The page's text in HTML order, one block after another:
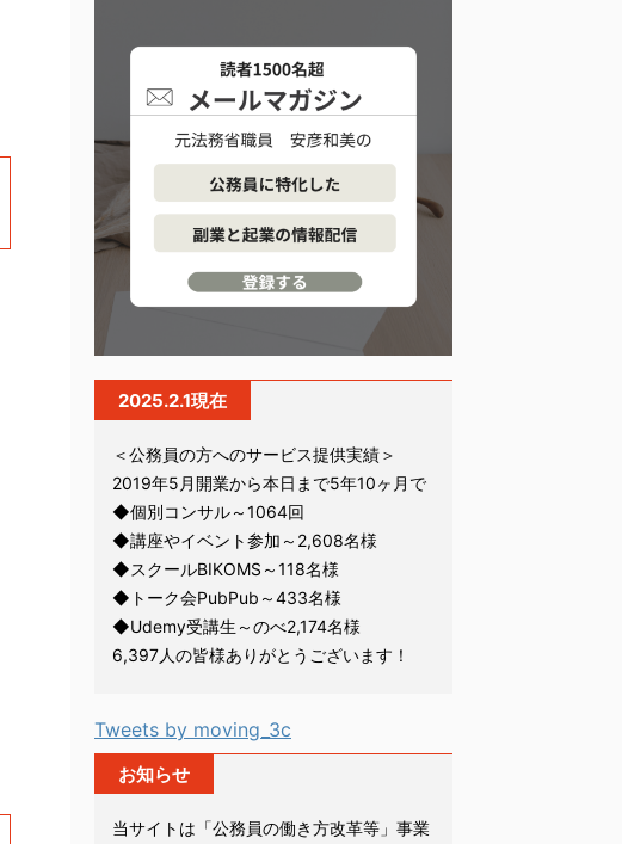
2025.2.1現在
＜公務員の方へのサービス提供実績＞
2019年5月開業から本日まで5年10ヶ月で
◆個別コンサル～1064回
◆講座やイベント参加～2,608名様
◆スクールBIKOMS～118名様
◆トーク会PubPub～433名様
◆Udemy受講生～のべ2,174名様
6,397人の皆様ありがとうございます！
Tweets by moving_3c
お知らせ
当サイトは「公務員の働き方改革等」事業